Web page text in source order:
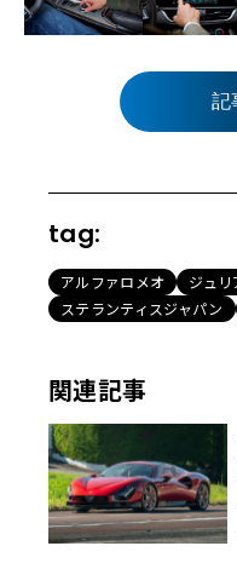
記
tag:
アルファロメオ
ジュ
ステランティスジャパン
関連記事